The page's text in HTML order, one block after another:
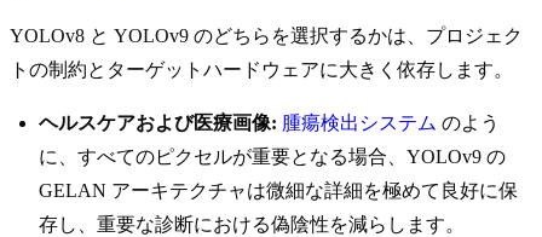
YOLOv8 と YOLOv9 のどちらを選択するかは、プロジェク
トの制約とターゲットハードウェアに大きく依存します。
ヘルスケアおよび医療画像: 腫瘍検出システム のよう
に、すべてのピクセルが重要となる場合、YOLOv9 の
GELAN アーキテクチャは微細な詳細を極めて良好に保
存し、重要な診断における偽陰性を減らします。